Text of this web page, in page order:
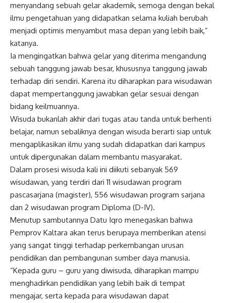
menyandang sebuah gelar akademik, semoga dengan bekal
ilmu pengetahuan yang didapatkan selama kuliah berubah
menjadi optimis menyambut masa depan yang lebih baik,”
katanya.
Ia mengingatkan bahwa gelar yang diterima mengandung
sebuah tanggung jawab besar, khususnya tanggung jawab
terhadap diri sendiri. Karena itu diharapkan para wisudawan
dapat mempertanggung jawabkan gelar sesuai dengan
bidang keilmuannya.
Wisuda bukanlah akhir dari tugas atau tanda untuk berhenti
belajar, namun sebaliknya dengan wisuda berarti siap untuk
mengaplikasikan ilmu yang sudah didapatkan dari kampus
untuk dipergunakan dalam membantu masyarakat.
Dalam prosesi wisuda kali ini diikuti sebanyak 569
wisudawan, yang terdiri dari 11 wisudawan program
pascasarjana (magister), 556 wisudawan program sarjana
dan 2 wisudawan program Diploma (D-IV).
Menutup sambutannya Datu Iqro menegaskan bahwa
Pemprov Kaltara akan terus berupaya memberikan atensi
yang sangat tinggi terhadap perkembangan urusan
pendidikan dan pembangunan sumber daya manusia.
“Kepada guru – guru yang diwisuda, diharapkan mampu
menghadirkan pendidikan yang lebih baik di tempat
mengajar, serta kepada para wisudawan dapat